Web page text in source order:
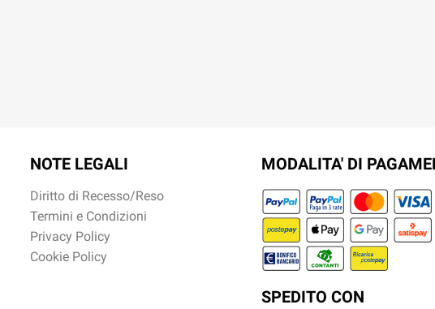
NOTE LEGALI
Diritto di Recesso/Reso
Termini e Condizioni
Privacy Policy
Cookie Policy
MODALITA' DI
SPEDITO CON